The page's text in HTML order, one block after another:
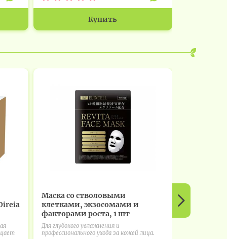
Купить
Маска со стволовыми
клетками, экзосомами и
факторами роста, 1 шт
ELIXCELL
Для глубокого увлажнения и
профессионального ухода за кожей лица.